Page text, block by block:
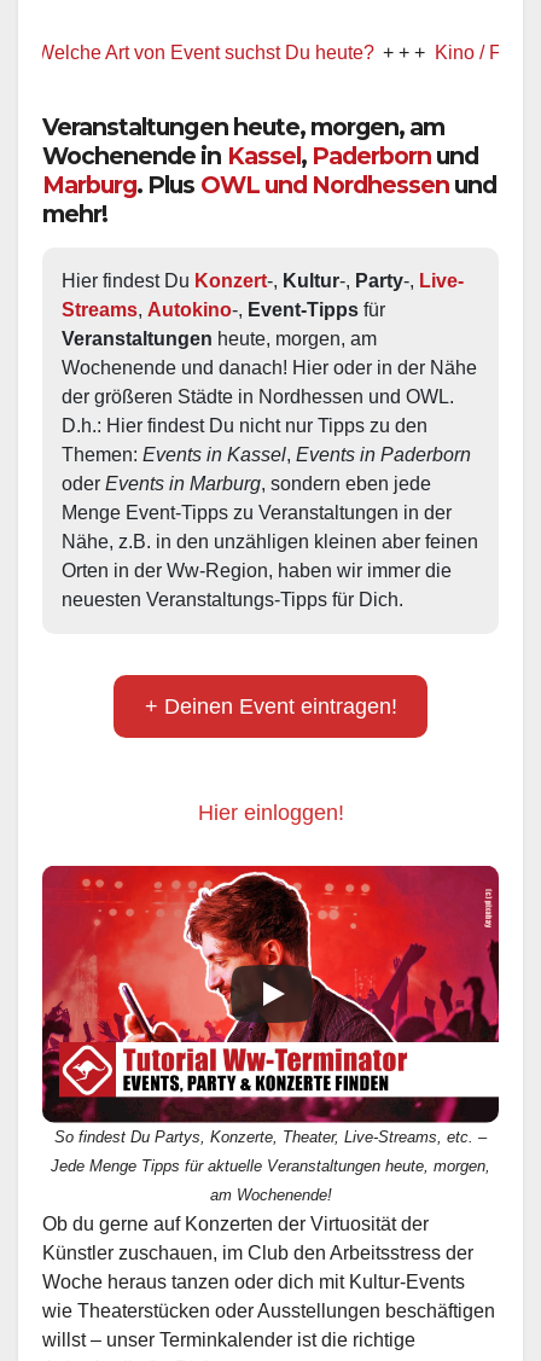
Art von Event suchst Du heute? + + + Kino / Film + + +
Veranstaltungen heute, morgen, am
Wochenende in Kassel, Paderborn und
Marburg. Plus OWL und Nordhessen und
mehr!
Hier findest Du Konzert-, Kultur-, Party-, Live-
Streams, Autokino-, Event-Tipps
Veranstaltungen heute, morgen, am
Wochenende und danach! Hier oder in der Nähe
der größeren Städte in Nordhessen und OWL.
D.h.: Hier findest Du nicht nur Tipps zu den
Themen: Events in Kassel, Events in Paderborn
oder Events in Marburg, sondern eben jede
Menge Event-Tipps zu Veranstaltungen in der
Nähe, z.B. in den unzähligen kleinen aber feinen
Orten in der Ww-Region, haben wir immer die
neuesten Veranstaltungs-Tipps für Dich.
+ Deinen Event eintragen!
Hier einloggen!
So findest Du Partys, Konzerte, Theater, Live-Streams, etc. –
Jede Menge Tipps für aktuelle Veranstaltungen heute, morgen,
am Wochenende!
Ob du gerne auf Konzerten der Virtuosität der
Künstler zuschauen, im Club den Arbeitsstress der
Woche heraus tanzen oder dich mit Kultur-Events
wie Theaterstücken oder Ausstellungen beschäftigen
willst – unser Terminkalender ist die richtige